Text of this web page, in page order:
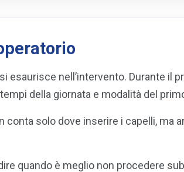
esaurisce nell’intervento. Durante il
della giornata e modalità del
conta solo dove inserire i capelli, ma
quando è meglio non procedere